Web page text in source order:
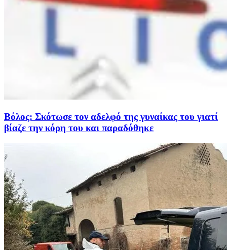
Βόλος: Σκότωσε τον αδελφό της γυναίκας του γιατί
βίαζε την κόρη του και παραδόθηκε